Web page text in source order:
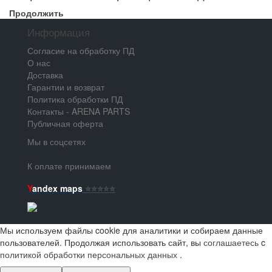
Продолжить
Информация
Согласие на обработку ПД
О нас
Доставка
Гарантии и возврат
Политика обработки ПД
Контакты - ARENA PARTS
Публичная оферта
Мы в соцсетях
К оплате принимаем
Yandex maps ⭐️⭐️⭐️⭐️⭐️
Мы используем файлы cookie для аналитики и собираем данные
пользователей. Продолжая использовать сайт, вы соглашаетесь c
политикой обработки персональных данных .